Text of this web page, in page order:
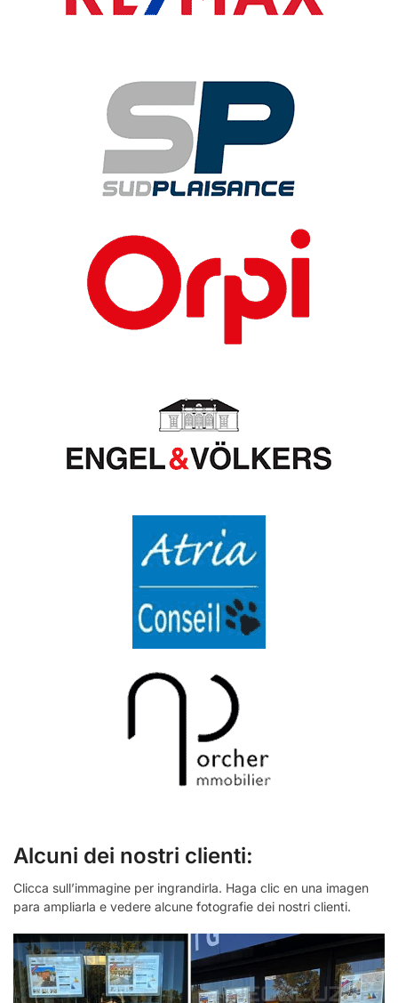
Alcuni dei nostri clienti:
Clicca sull’immagine per ingrandirla. Haga clic en una imagen
para ampliarla e vedere alcune fotografie dei nostri clienti.